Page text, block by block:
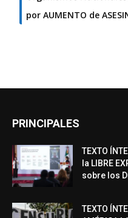
por AUMENTO de
PRINCIPALES
TEXTO
la LIBRE
sobre los
TEXTO